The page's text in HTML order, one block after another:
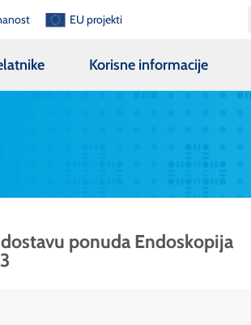
EU projekti
Korisne informacije
ponuda Endoskopija